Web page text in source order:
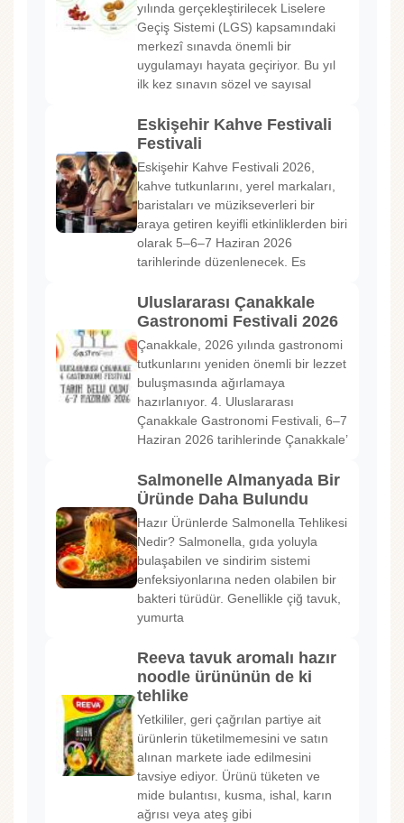
yılında gerçekleştirilecek Liselere
Geçiş Sistemi (LGS) kapsamındaki
merkezî sınavda önemli bir
uygulamayı hayata geçiriyor. Bu yıl
ilk kez sınavın sözel ve sayısal
Eskişehir Kahve Festivali
Festivali
Eskişehir Kahve Festivali 2026,
kahve tutkunlarını, yerel markaları,
baristaları ve müzikseverleri bir
araya getiren keyifli etkinliklerden biri
olarak 5–6–7 Haziran 2026
tarihlerinde düzenlenecek. Es
Uluslararası Çanakkale
Gastronomi Festivali 2026
Çanakkale, 2026 yılında gastronomi
tutkunlarını yeniden önemli bir lezzet
buluşmasında ağırlamaya
hazırlanıyor. 4. Uluslararası
Çanakkale Gastronomi Festivali, 6–7
Haziran 2026 tarihlerinde Çanakkale’
Salmonelle Almanyada Bir
Üründe Daha Bulundu
Hazır Ürünlerde Salmonella Tehlikesi
Nedir? Salmonella, gıda yoluyla
bulaşabilen ve sindirim sistemi
enfeksiyonlarına neden olabilen bir
bakteri türüdür. Genellikle çiğ tavuk,
yumurta
Reeva tavuk aromalı hazır
noodle ürününün de ki
tehlike
Yetkililer, geri çağrılan partiye ait
ürünlerin tüketilmemesini ve satın
alınan markete iade edilmesini
tavsiye ediyor. Ürünü tüketen ve
mide bulantısı, kusma, ishal, karın
ağrısı veya ateş gibi